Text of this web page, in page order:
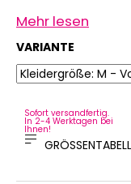
Mehr lesen
VARIANTE
Sofort versandfertig.
In 2-4 Werktagen bei
Ihnen!
GRÖSSENTABELLE